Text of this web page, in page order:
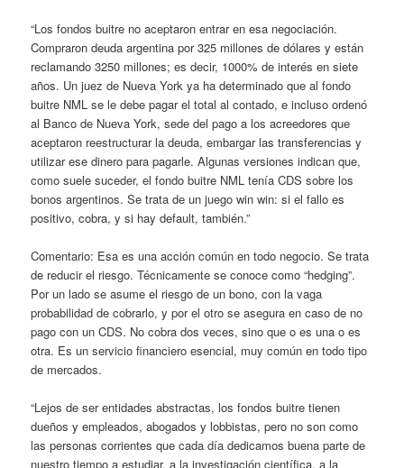
“Los fondos buitre no aceptaron entrar en esa negociación.
Compraron deuda argentina por 325 millones de dólares y están
reclamando 3250 millones; es decir, 1000% de interés en siete
años. Un juez de Nueva York ya ha determinado que al fondo
buitre NML se le debe pagar el total al contado, e incluso ordenó
al Banco de Nueva York, sede del pago a los acreedores que
aceptaron reestructurar la deuda, embargar las transferencias y
utilizar ese dinero para pagarle. Algunas versiones indican que,
como suele suceder, el fondo buitre NML tenía CDS sobre los
bonos argentinos. Se trata de un juego win win: si el fallo es
positivo, cobra, y si hay default, también.”
Comentario: Esa es una acción común en todo negocio. Se trata
de reducir el riesgo. Técnicamente se conoce como “hedging”.
Por un lado se asume el riesgo de un bono, con la vaga
probabilidad de cobrarlo, y por el otro se asegura en caso de no
pago con un CDS. No cobra dos veces, sino que o es una o es
otra. Es un servicio financiero esencial, muy común en todo tipo
de mercados.
“Lejos de ser entidades abstractas, los fondos buitre tienen
dueños y empleados, abogados y lobbistas, pero no son como
las personas corrientes que cada día dedicamos buena parte de
nuestro tiempo a estudiar, a la investigación científica, a la